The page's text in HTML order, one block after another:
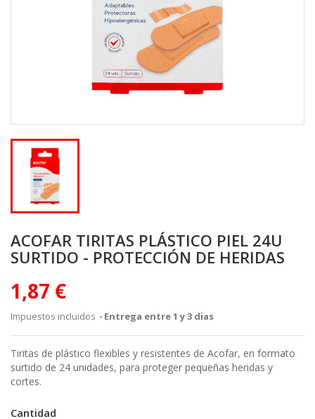
ACOFAR TIRITAS PLÁSTICO PIEL 24U
SURTIDO - PROTECCIÓN DE HERIDAS
1,87 €
Impuestos incluidos Entrega entre 1 y 3 dias
Tiritas de plástico flexibles y resistentes de Acofar, en formato
surtido de 24 unidades, para proteger pequeñas heridas y
cortes.
Cantidad